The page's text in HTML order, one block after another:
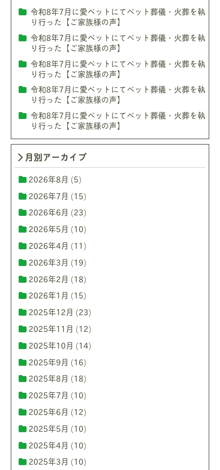
令和8年7月に愛ペットにてペット葬儀・火葬を執
り行った【ご家族様の声】
令和8年7月に愛ペットにてペット葬儀・火葬を執
り行った【ご家族様の声】
令和8年7月に愛ペットにてペット葬儀・火葬を執
り行った【ご家族様の声】
令和8年7月に愛ペットにてペット葬儀・火葬を執
り行った【ご家族様の声】
令和8年7月に愛ペットにてペット葬儀・火葬を執
り行った【ご家族様の声】
月別アーカイブ
2026年8月 (5)
2026年7月 (15)
2026年6月 (23)
2026年5月 (10)
2026年4月 (11)
2026年3月 (19)
2026年2月 (18)
2026年1月 (15)
2025年12月 (23)
2025年11月 (12)
2025年10月 (14)
2025年9月 (16)
2025年8月 (18)
2025年7月 (10)
2025年6月 (12)
2025年5月 (10)
2025年4月 (10)
2025年3月 (10)